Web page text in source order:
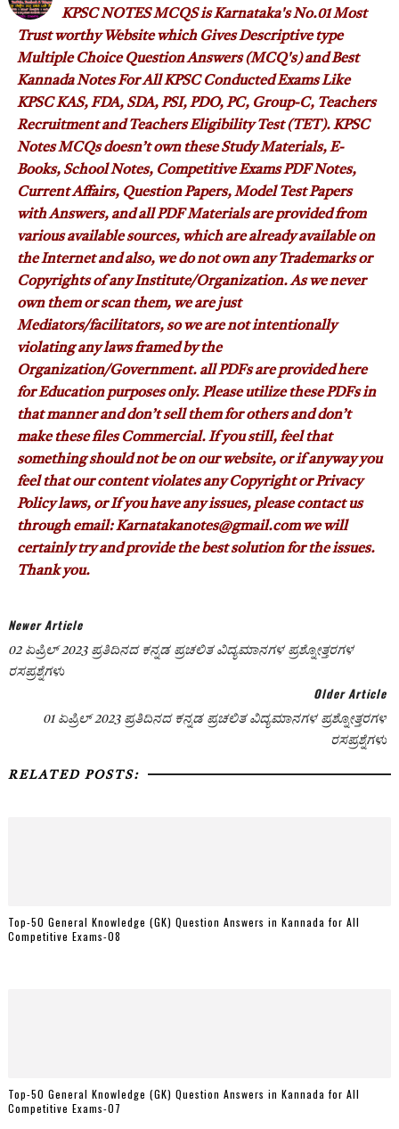
KPSC NOTES MCQS is Karnataka's No.01 Most
Trust worthy Website which Gives Descriptive type
Multiple Choice Question Answers (MCQ's) and Best
Kannada Notes For All KPSC Conducted Exams Like
KPSC KAS, FDA, SDA, PSI, PDO, PC, Group-C, Teachers
Recruitment and Teachers Eligibility Test (TET). KPSC
Notes MCQs doesn’t own these Study Materials, E-
Books, School Notes, Competitive Exams PDF Notes,
Current Affairs, Question Papers, Model Test Papers
with Answers, and all PDF Materials are provided from
various available sources, which are already available on
the Internet and also, we do not own any Trademarks or
Copyrights of any Institute/Organization. As we never
own them or scan them, we are just
Mediators/facilitators, so we are not intentionally
violating any laws framed by the
Organization/Government. all PDFs are provided here
for Education purposes only. Please utilize these PDFs in
that manner and don’t sell them for others and don’t
make these files Commercial. If you still, feel that
something should not be on our website, or if anyway you
feel that our content violates any Copyright or Privacy
Policy laws, or If you have any issues, please contact us
through email: Karnatakanotes@gmail.com we will
certainly try and provide the best solution for the issues.
Thank you.
Newer Article
02 ಏಪ್ರಿಲ್ 2023 ಪ್ರತಿದಿನದ ಕನ್ನಡ ಪ್ರಚಲಿತ ವಿದ್ಯಮಾನಗಳ ಪ್ರಶ್ನೋತ್ತರಗಳ
ರಸಪ್ರಶ್ನೆಗಳು
Older Article
01 ಏಪ್ರಿಲ್ 2023 ಪ್ರತಿದಿನದ ಕನ್ನಡ ಪ್ರಚಲಿತ ವಿದ್ಯಮಾನಗಳ ಪ್ರಶ್ನೋತ್ತರಗಳ
ರಸಪ್ರಶ್ನೆಗಳು
RELATED POSTS:
Top-50 General Knowledge (GK) Question Answers in Kannada for All
Competitive Exams-08
Top-50 General Knowledge (GK) Question Answers in Kannada for All
Competitive Exams-07